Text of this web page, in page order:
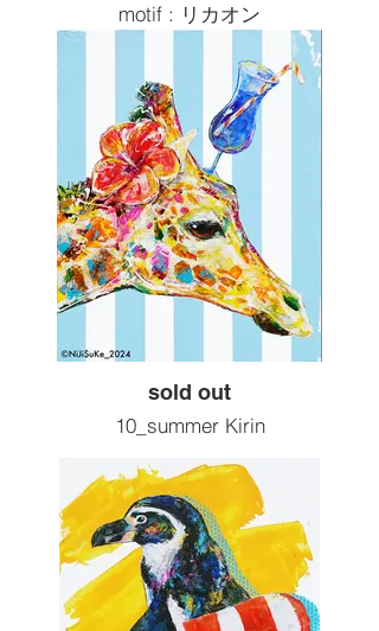
motif : リカオン
Size :F20 727x606
Painting tools :Acrylic
2024artwork
¥220,000( 税込 )
sold out
10_summer Kirin
motif : キリン
Size :F6 410x318
Painting tools :Acrylic
2024artwork